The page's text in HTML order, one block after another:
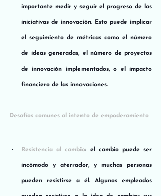
importante medir y seguir el progreso de las
iniciativas de innovación. Esto puede implicar
el seguimiento de métricas como el número
de ideas generadas, el número de proyectos
de innovación implementados, o el impacto
financiero de las innovaciones.
Desafíos comunes al intento de empoderamiento
Resistencia al cambio: el cambio puede ser
incómodo y aterrador, y muchas personas
pueden resistirse a él. Algunos empleados